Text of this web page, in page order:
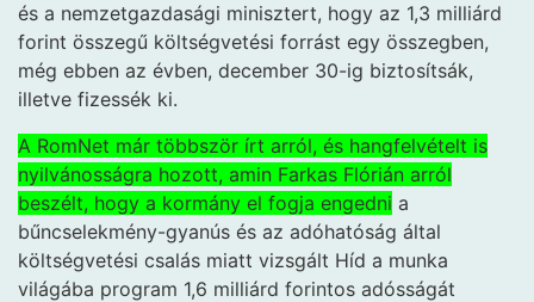
és a nemzetgazdasági minisztert, hogy az 1,3 milliárd
forint összegű költségvetési forrást egy összegben,
még ebben az évben, december 30-ig biztosítsák,
illetve fizessék ki.
A RomNet már többször írt arról, és hangfelvételt is
nyilvánosságra hozott, amin Farkas Flórián arról
beszélt, hogy a kormány el fogja engedni a
bűncselekmény-gyanús és az adóhatóság által
költségvetési csalás miatt vizsgált Híd a munka
világába program 1,6 milliárd forintos adósságát